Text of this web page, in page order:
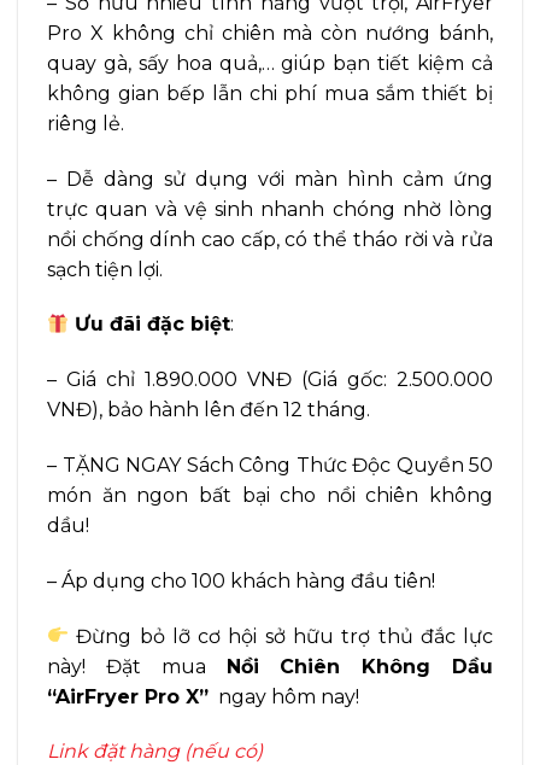
Pro X không chỉ chiên mà còn nướng bánh,
quay gà, sấy hoa quả,… giúp bạn tiết kiệm cả
không gian bếp lẫn chi phí mua sắm thiết bị
riêng lẻ.
– Dễ dàng sử dụng với màn hình cảm ứng
trực quan và vệ sinh nhanh chóng nhờ lòng
nồi chống dính cao cấp, có thể tháo rời và rửa
sạch tiện lợi.
Ưu đãi đặc biệt:
– Giá chỉ 1.890.000 VNĐ (Giá gốc: 2.500.000
VNĐ), bảo hành lên đến 12 tháng.
– TẶNG NGAY Sách Công Thức Độc Quyền 50
món ăn ngon bất bại cho nồi chiên không
dầu!
– Áp dụng cho 100 khách hàng đầu tiên!
Đừng bỏ lỡ cơ hội sở hữu trợ thủ đắc lực
này! Đặt mua Nồi Chiên Không Dầu
“AirFryer Pro X” ngay hôm nay!
Link đặt hàng (nếu có)